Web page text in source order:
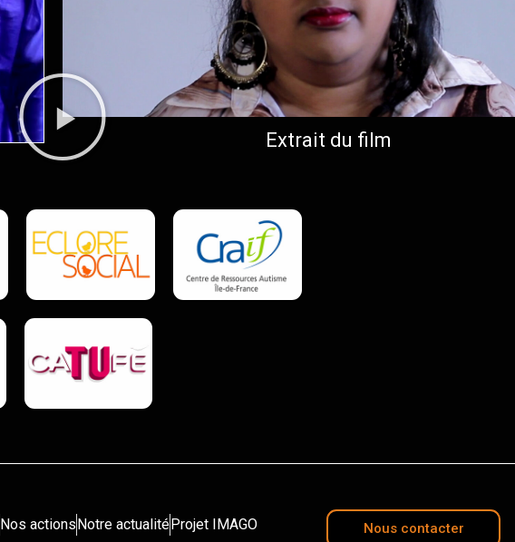
Extrait du film
Nos actions Notre actualité Projet IMAGO Nous contacter